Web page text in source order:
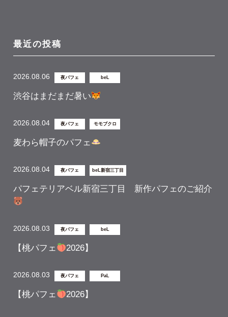
最近の投稿
2026.08.06 夜パフェ beL
渋谷はまだまだ暑い
2026.08.04 夜パフェ モモブクロ
麦わら帽子のパフェ
2026.08.04 夜パフェ beL新宿三丁目
パフェテリアベル新宿三丁目 新作パフェのご紹介
2026.08.03 夜パフェ beL
【桃パフェ 2026】
2026.08.03 夜パフェ PaL
【桃パフェ 2026】